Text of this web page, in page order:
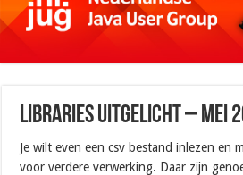
Libraries uitgelicht – mei
Je wilt even een csv bestand inlezen en
voor verdere verwerking. Daar zijn